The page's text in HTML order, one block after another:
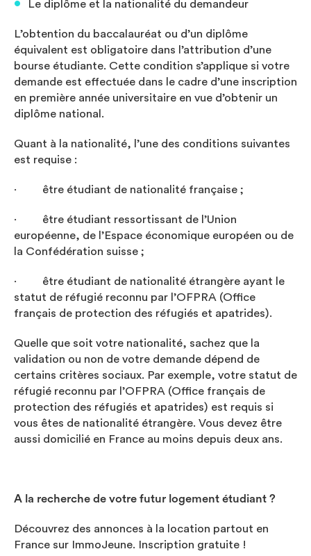
Le diplôme et la nationalité du demandeur
L’obtention du baccalauréat ou d’un diplôme
équivalent est obligatoire dans l’attribution d’une
bourse étudiante. Cette condition s’applique si votre
demande est effectuée dans le cadre d’une inscription
en première année universitaire en vue d’obtenir un
diplôme national.
Quant à la nationalité, l’une des conditions suivantes
est requise :
∙ être étudiant de nationalité française ;
∙ être étudiant ressortissant de l’Union
européenne, de l’Espace économique européen ou de
la Confédération suisse ;
∙ être étudiant de nationalité étrangère ayant le
statut de réfugié reconnu par l’OFPRA (Office
français de protection des réfugiés et apatrides).
Quelle que soit votre nationalité, sachez que la
validation ou non de votre demande dépend de
certains critères sociaux. Par exemple, votre statut de
réfugié reconnu par l’OFPRA (Office français de
protection des réfugiés et apatrides) est requis si
vous êtes de nationalité étrangère. Vous devez être
aussi domicilié en France au moins depuis deux ans.
A la recherche de votre futur logement étudiant ?
Découvrez des annonces à la location partout en
France sur ImmoJeune. Inscription gratuite !